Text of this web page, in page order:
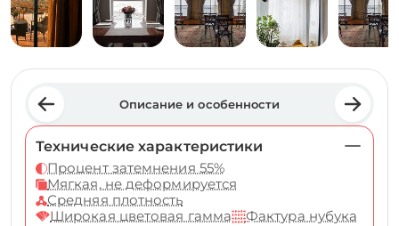
Описание и особенности
Технические характеристики
Процент затемнения 55%
Мягкая, не деформируется
Средняя плотность
Широкая цветовая гамма
Фактура нубука